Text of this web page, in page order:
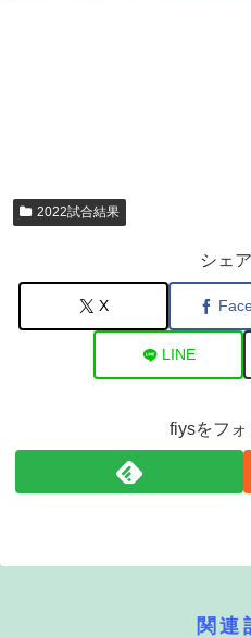
2022試合結果
シェ
X
LINE
fiysをフォ
関連